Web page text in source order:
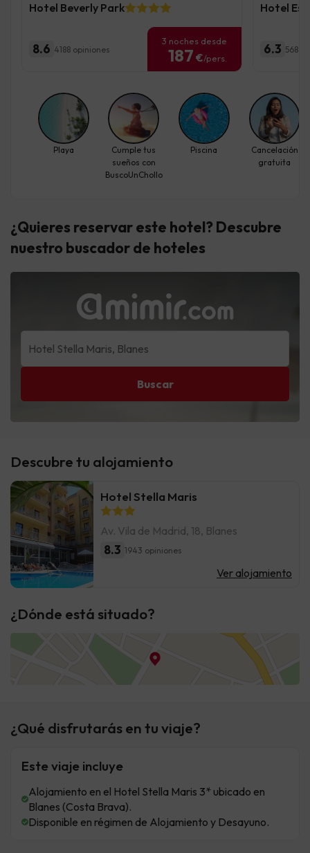
Descubre tu alojamiento
Hotel Stella Maris
Av. Vila de Madrid, 18, Blanes
8.3 1943 opiniones
Ver alojamiento
¿Dónde está situado?
¿Qué disfrutarás en tu viaje?
Este viaje incluye
Alojamiento en el Hotel Stella Maris 3* ubicado en
Blanes (Costa Brava).
Disponible en régimen de Alojamiento y Desayuno.
Hotel Beverly Park
8.6 4188 opiniones
3 noches desde
187 €/pers.
Hotel
6.3 568
Playa
Cumple tus
sueños con
BuscoUnChollo
Piscina
Cancelación
gratuita
¿Quieres reservar este hotel? Descubre
nuestro buscador de hoteles
Buscar